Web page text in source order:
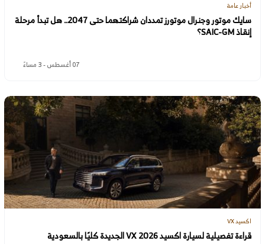
أخبار عامة
سايك موتور وجنرال موتورز تمددان شراكتهما حتى 2047.. هل تبدأ مرحلة
إنقاذ SAIC-GM؟
07 أغسطس - 3 مساءً
اكسيد VX
قراءة تفصيلية لسيارة اكسيد VX 2026 الجديدة كليًا بالسعودية